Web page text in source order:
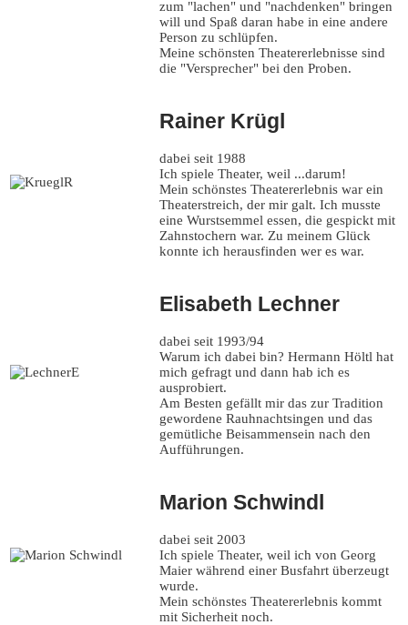
zum "lachen" und "nachdenken" bringen
will und Spaß daran habe in eine andere
Person zu schlüpfen.
Meine schönsten Theatererlebnisse sind
die "Versprecher" bei den Proben.
Rainer Krügl
dabei seit 1988
Ich spiele Theater, weil ...darum!
Mein schönstes Theatererlebnis war ein
Theaterstreich, der mir galt. Ich musste
eine Wurstsemmel essen, die gespickt mit
Zahnstochern war. Zu meinem Glück
konnte ich herausfinden wer es war.
Elisabeth Lechner
dabei seit 1993/94
Warum ich dabei bin? Hermann Höltl hat
mich gefragt und dann hab ich es
ausprobiert.
Am Besten gefällt mir das zur Tradition
gewordene Rauhnachtsingen und das
gemütliche Beisammensein nach den
Aufführungen.
Marion Schwindl
dabei seit 2003
Ich spiele Theater, weil ich von Georg
Maier während einer Busfahrt überzeugt
wurde.
Mein schönstes Theatererlebnis kommt
mit Sicherheit noch.